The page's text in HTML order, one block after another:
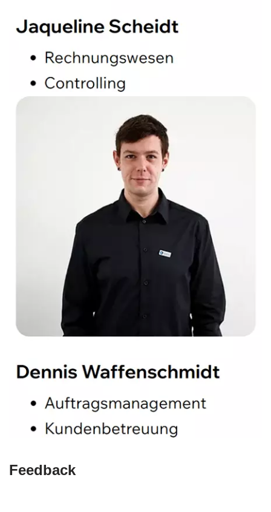
Feedback